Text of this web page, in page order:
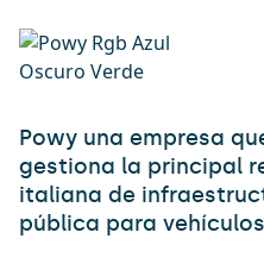
Powy una empresa
gestiona la principal
italiana de
pública para